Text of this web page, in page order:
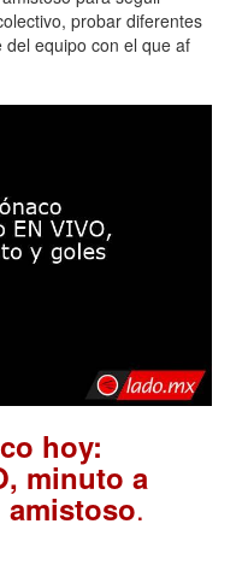
probar diferentes
equipo con el que af
hoy:
minuto a
.